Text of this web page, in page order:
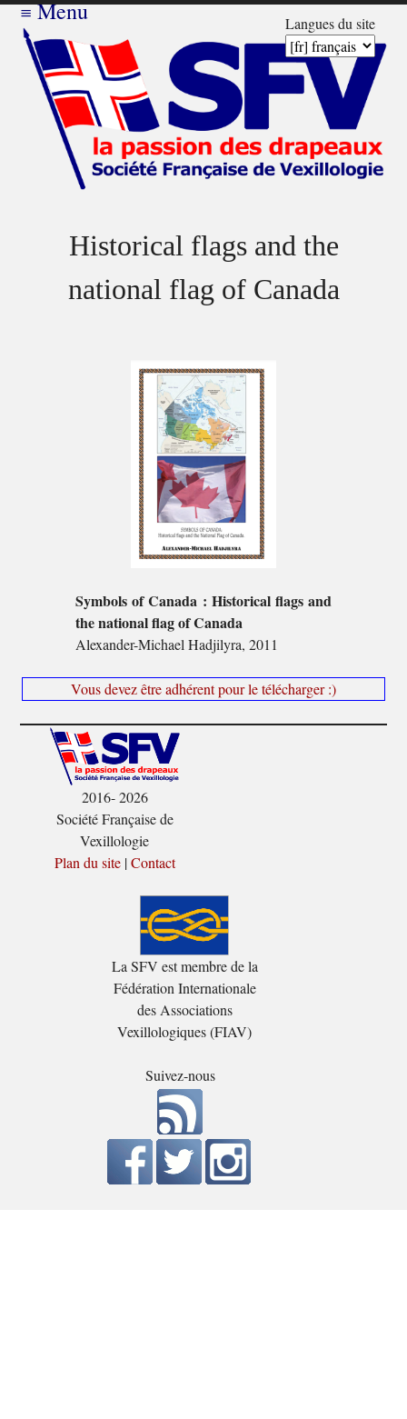
Langues du site
≡Menu
Historical flags and the
national flag of Canada
Symbols of Canada : Historical flags and
the national flag of Canada
Alexander-Michael Hadjilyra, 2011
Vous devez être adhérent pour le télécharger :)
2016- 2026
Société Française de
Vexillologie
Plan du site|Contact
La SFV est membre de la
Fédération Internationale
des Associations
Vexillologiques (FIAV)
Suivez-nous